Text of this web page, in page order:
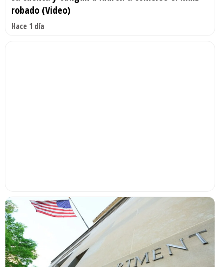
robado (Video)
Hace 1 día